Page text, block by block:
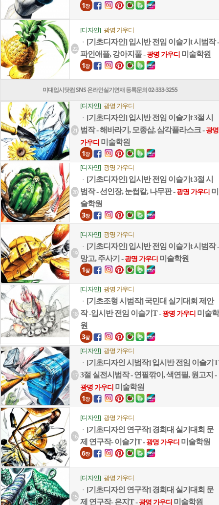
1장
22
[디자인] 광명 가우디
ㆍ [기초디자인] 입시반 전임 이슬기t 시범작 -
파인애플, 강아지풀 - 광명 가우디 미술학원
1장
미대입시닷컴 SNS 온라인실기연재 등록문의 02-333-3255
21
[디자인] 광명 가우디
ㆍ [기초디자인] 입시반 전임 이슬기t 3절 시
범작 - 해바라기, 모종삽, 삼각플라스크 - 광명
가우디 미술학원
1장
20
[디자인] 광명 가우디
ㆍ [기초디자인] 입시반 전임 이슬기t 3절 시
범작 - 선인장, 눈썹칼, 나무판 - 광명 가우디 미
술학원
3장
19
[디자인] 광명 가우디
ㆍ [기초디자인] 입시반 전임 이슬기t 시범작 -
망고, 주사기 - 광명 가우디 미술학원
1장
18
[디자인] 광명 가우디
ㆍ [기초조형 시범작] 국민대 실기대회 제안
작 -입시반 전임 이슬기T - 광명 가우디 미술학
원
3장
17
[디자인] 광명 가우디
ㆍ [기초디자인 시범작] 입시반 전임 이슬기T
3절 실전시범작 - 연필깎이, 색연필, 원고지 -
광명 가우디 미술학원
1장
16
[디자인] 광명 가우디
ㆍ [기초디자인 연구작] 경희대 실기대회 문
제 연구작- 이슬기T - 광명 가우디 미술학원
6장
15
[디자인] 광명 가우디
ㆍ [기초디자인 연구작] 경희대 실기대회 문
제 연구작- 은지T - 광명 가우디 미술학원